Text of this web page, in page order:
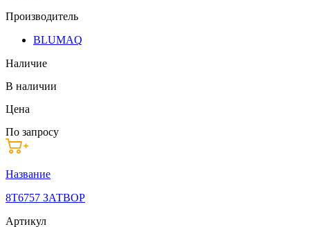
Производитель
BLUMAQ
Наличие
В наличии
Цена
По запросу
Название
8T6757 ЗАТВОР
Артикул